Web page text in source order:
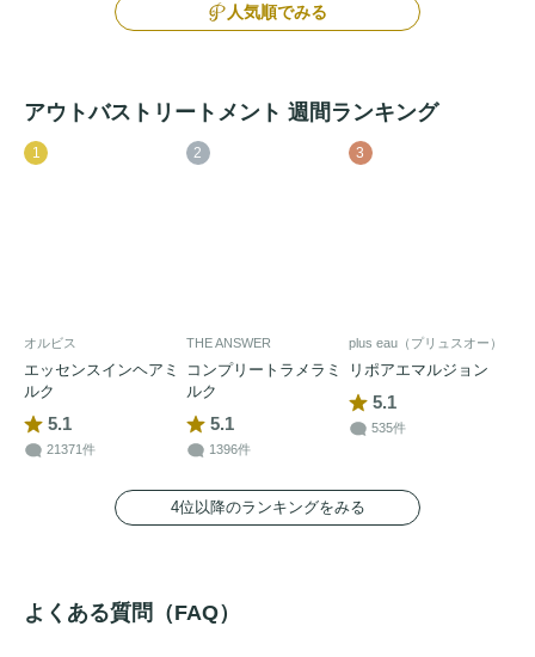
人気順でみる
アウトバストリートメント 週間ランキング
1
オルビス
エッセンスインヘアミ
ルク
5.1
21371件
2
THE ANSWER
コンプリートラメラミ
ルク
5.1
1396件
3
plus eau（プリュスオー）
リポアエマルジョン
5.1
535件
4位以降のランキングをみる
よくある質問（FAQ）